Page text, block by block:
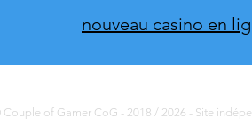
nouveau casino en
of Gamer CoG - 2018 / 2026 - Site